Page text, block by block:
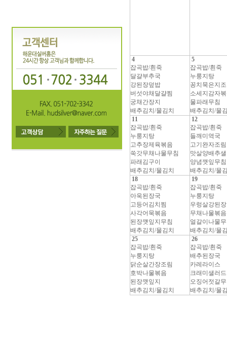
4
잡곡밥/흰죽
달걀부추국
강된장덮밥
버섯야채달걀찜
궁채간장지
배추김치/물김치
5
잡곡밥/흰죽
누룽지탕
꽁치묵은지
소세지감자
물파래무침
배추김치/물
11
잡곡밥/흰죽
누룽지탕
고추장제육볶음
쑥갓무채나물무침
파래김구이
배추김치/물김치
12
잡곡밥/흰죽
들깨미역국
고기완자조림
맛살양배추
양념깻잎무침
배추김치/물
18
잡곡밥/흰죽
아욱된장국
고등어김치찜
사각어묵볶음
된장꺳잎지무침
배추김치/물김치
19
잡곡밥/흰죽
누룽지탕
우렁살강된장
무채나물볶음
얼갈이나물
배추김치/물
25
잡곡밥/흰죽
누룽지탕
닭순살간장조림
호박나물볶음
된장깻잎지
배추김치/물김치
26
잡곡밥/흰죽
배추된장국
카레라이스
크래미샐러드
오징어젓갈
배추김치/물